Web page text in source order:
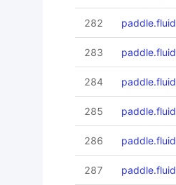
282
283
284
285
286
287